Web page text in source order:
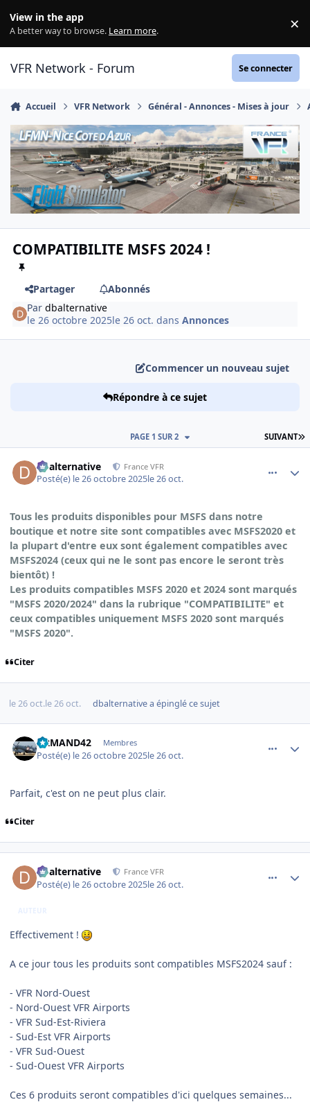
View in the app
A better way to browse. Learn more. ×
VFR Network - Forum Se connecter
Accueil VFR Network Général - Annonces - Mises à jour
COMPATIBILITE MSFS 2024 !
Partager
Abonnés
Pardbalternative
le 26 octobre 2025le 26 oct. dansAnnonces
Commencer un nouveau sujet
Répondre à ce sujet
SUIVANT
PAGE 1 SUR 2
dbalternative France VFR
Posté(e) le 26 octobre 2025le 26 oct.
Tous les produits disponibles pour MSFS dans notre
boutique et notre site sont compatibles avec MSFS2020 et
la plupart d'entre eux sont également compatibles avec
MSFS2024 (ceux qui ne le sont pas encore le seront très
bientôt) !
Les produits compatibles MSFS 2020 et 2024 sont marqués
"MSFS 2020/2024" dans la rubrique "COMPATIBILITE" et
ceux compatibles uniquement MSFS 2020 sont marqués
"MSFS 2020".
Citer
le 26 oct.le 26 oct. dbalternativea épinglé ce sujet
ARMAND42 Membres
Posté(e) le 26 octobre 2025le 26 oct.
Parfait, c'est on ne peut plus clair.
Citer
dbalternative France VFR
Posté(e) le 26 octobre 2025le 26 oct.
AUTEUR
Effectivement !
A ce jour tous les produits sont compatibles MSFS2024 sauf :
- VFR Nord-Ouest
- Nord-Ouest VFR Airports
- VFR Sud-Est-Riviera
- Sud-Est VFR Airports
- VFR Sud-Ouest
- Sud-Ouest VFR Airports
Ces 6 produits seront compatibles d'ici quelques semaines...